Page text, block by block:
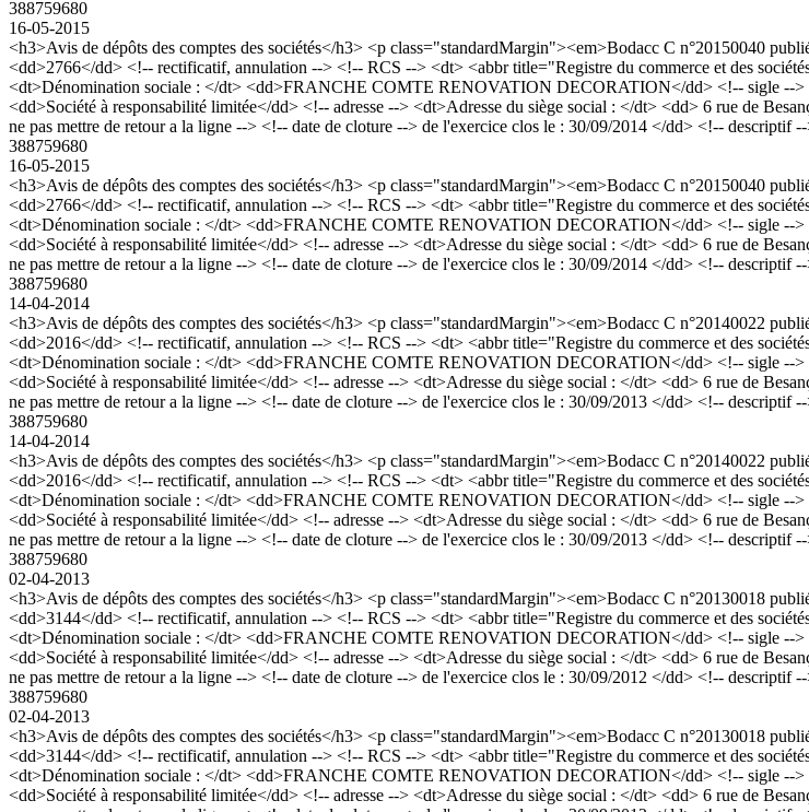
388759680
16-05-2015
<h3>Avis de dépôts des comptes des sociétés</h3> <p class="standardMargin"><em>Bodacc C n°20150040
<dd>2766</dd> <!-- rectificatif, annulation --> <!-- RCS --> <dt> <abbr title="Registre du commerce et des
<dt>Dénomination sociale : </dt> <dd>FRANCHE COMTE RENOVATION DECORATION</dd> <!-- sigle --
<dd>Société à responsabilité limitée</dd> <!-- adresse --> <dt>Adresse du siège social : </dt> <dd> 6 rue de
ne pas mettre de retour a la ligne --> <!-- date de cloture --> de l'exercice clos le : 30/09/2014 </dd> <!--
388759680
16-05-2015
<h3>Avis de dépôts des comptes des sociétés</h3> <p class="standardMargin"><em>Bodacc C n°20150040
<dd>2766</dd> <!-- rectificatif, annulation --> <!-- RCS --> <dt> <abbr title="Registre du commerce et des
<dt>Dénomination sociale : </dt> <dd>FRANCHE COMTE RENOVATION DECORATION</dd> <!-- sigle --
<dd>Société à responsabilité limitée</dd> <!-- adresse --> <dt>Adresse du siège social : </dt> <dd> 6 rue de
ne pas mettre de retour a la ligne --> <!-- date de cloture --> de l'exercice clos le : 30/09/2014 </dd> <!--
388759680
14-04-2014
<h3>Avis de dépôts des comptes des sociétés</h3> <p class="standardMargin"><em>Bodacc C n°20140022
<dd>2016</dd> <!-- rectificatif, annulation --> <!-- RCS --> <dt> <abbr title="Registre du commerce et des
<dt>Dénomination sociale : </dt> <dd>FRANCHE COMTE RENOVATION DECORATION</dd> <!-- sigle --
<dd>Société à responsabilité limitée</dd> <!-- adresse --> <dt>Adresse du siège social : </dt> <dd> 6 rue de
ne pas mettre de retour a la ligne --> <!-- date de cloture --> de l'exercice clos le : 30/09/2013 </dd> <!--
388759680
14-04-2014
<h3>Avis de dépôts des comptes des sociétés</h3> <p class="standardMargin"><em>Bodacc C n°20140022
<dd>2016</dd> <!-- rectificatif, annulation --> <!-- RCS --> <dt> <abbr title="Registre du commerce et des
<dt>Dénomination sociale : </dt> <dd>FRANCHE COMTE RENOVATION DECORATION</dd> <!-- sigle --
<dd>Société à responsabilité limitée</dd> <!-- adresse --> <dt>Adresse du siège social : </dt> <dd> 6 rue de
ne pas mettre de retour a la ligne --> <!-- date de cloture --> de l'exercice clos le : 30/09/2013 </dd> <!--
388759680
02-04-2013
<h3>Avis de dépôts des comptes des sociétés</h3> <p class="standardMargin"><em>Bodacc C n°20130018
<dd>3144</dd> <!-- rectificatif, annulation --> <!-- RCS --> <dt> <abbr title="Registre du commerce et des
<dt>Dénomination sociale : </dt> <dd>FRANCHE COMTE RENOVATION DECORATION</dd> <!-- sigle --
<dd>Société à responsabilité limitée</dd> <!-- adresse --> <dt>Adresse du siège social : </dt> <dd> 6 rue de
ne pas mettre de retour a la ligne --> <!-- date de cloture --> de l'exercice clos le : 30/09/2012 </dd> <!--
388759680
02-04-2013
<h3>Avis de dépôts des comptes des sociétés</h3> <p class="standardMargin"><em>Bodacc C n°20130018
<dd>3144</dd> <!-- rectificatif, annulation --> <!-- RCS --> <dt> <abbr title="Registre du commerce et des
<dt>Dénomination sociale : </dt> <dd>FRANCHE COMTE RENOVATION DECORATION</dd> <!-- sigle --
<dd>Société à responsabilité limitée</dd> <!-- adresse --> <dt>Adresse du siège social : </dt> <dd> 6 rue de